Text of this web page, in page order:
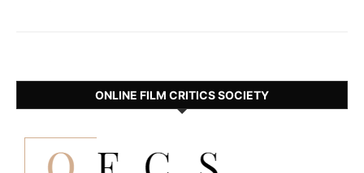
ONLINE FILM CRITICS SOCIETY